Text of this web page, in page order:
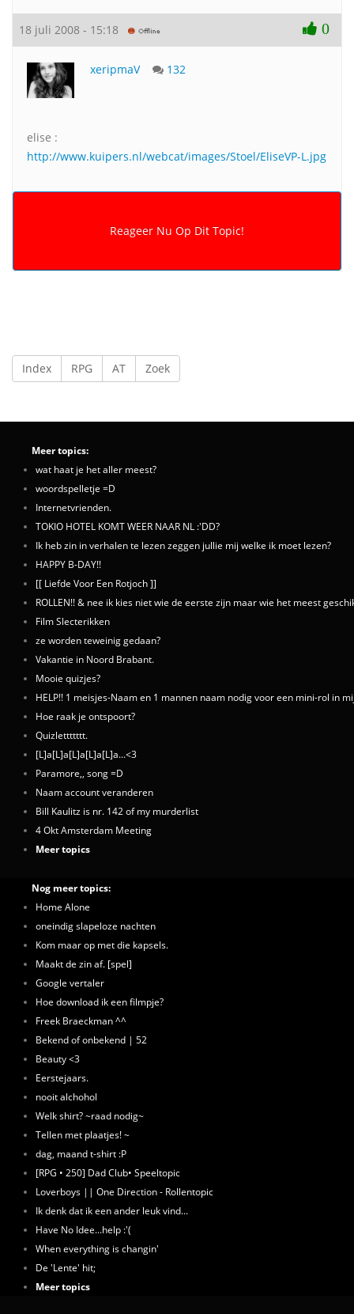
18 juli 2008 - 15:18 0
xeripmaV 132
elise :
http://www.kuipers.nl/webcat/images/Stoel/EliseVP-L.jpg
Index RPG AT Zoek
Meer topics:
wat haat je het aller meest?
woordspelletje =D
Internetvrienden.
TOKIO HOTEL KOMT WEER NAAR NL :'DD?
Ik heb zin in verhalen te lezen zeggen jullie mij welke ik moet lezen?
HAPPY B-DAY!!
[[ Liefde Voor Een Rotjoch ]]
ROLLEN!! & nee ik kies niet wie de eerste zijn maar wie het meest
Film Slecterikken
ze worden teweinig gedaan?
Vakantie in Noord Brabant.
Mooie quizjes?
HELP!! 1 meisjes-Naam en 1 mannen naam nodig voor een mini-rol in
Hoe raak je ontspoort?
Quizlettttttt.
[L]a[L]a[L]a[L]a[L]a...<3
Paramore,, song =D
Naam account veranderen
Bill Kaulitz is nr. 142 of my murderlist
4 Okt Amsterdam Meeting
Meer topics
Nog meer topics:
Home Alone
oneindig slapeloze nachten
Kom maar op met die kapsels.
Maakt de zin af. [spel]
Google vertaler
Hoe download ik een filmpje?
Freek Braeckman ^^
Bekend of onbekend | 52
Beauty <3
Eerstejaars.
nooit alchohol
Welk shirt? ~raad nodig~
Tellen met plaatjes! ~
dag, maand t-shirt :P
[RPG • 250] Dad Club• Speeltopic
Loverboys || One Direction - Rollentopic
Ik denk dat ik een ander leuk vind...
Have No Idee...help :'(
When everything is changin'
De 'Lente' hit;
Meer topics